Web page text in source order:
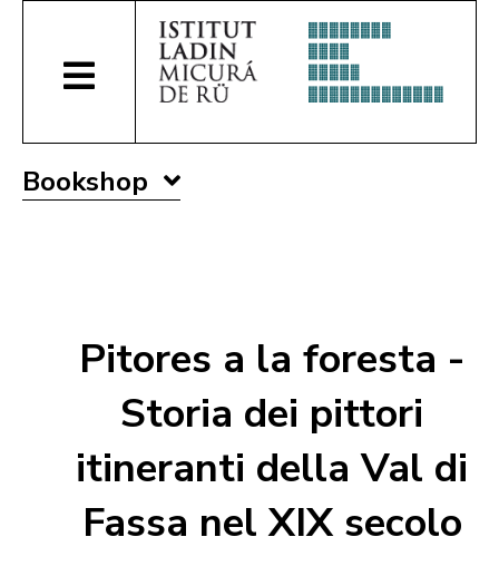
Bookshop
Pitores a la foresta -
Storia dei pittori
itineranti della Val di
Fassa nel XIX secolo